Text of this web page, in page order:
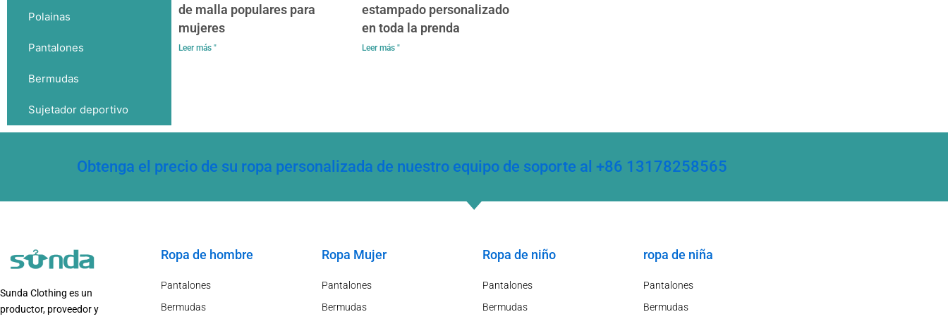
Polainas
Pantalones
Bermudas
Sujetador deportivo
de malla populares para
mujeres
Leer más "
estampado personalizado
en toda la prenda
Leer más "
Obtenga el precio de su ropa personalizada de nuestro equipo de soporte al +86 13178258565
Sunda Clothing es un
productor, proveedor y
Ropa de hombre
Pantalones
Bermudas
Ropa Mujer
Pantalones
Bermudas
Ropa de niño
Pantalones
Bermudas
ropa de niña
Pantalones
Bermudas